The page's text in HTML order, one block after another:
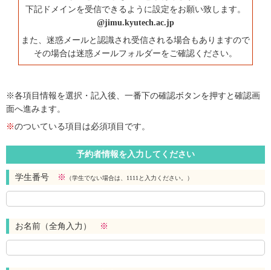
下記ドメインを受信できるように設定をお願い致します。
@jimu.kyutech.ac.jp
また、迷惑メールと認識され受信される場合もありますので
その場合は迷惑メールフォルダーをご確認ください。
※各項目情報を選択・記入後、一番下の確認ボタンを押すと確認画
面へ進みます。
※のついている項目は必須項目です。
予約者情報を入力してください
学生番号 ※ （学生でない場合は、1111と入力ください。）
お名前（全角入力） ※